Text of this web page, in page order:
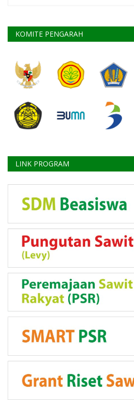
KOMITE PENGARAH
LINK PROGRAM